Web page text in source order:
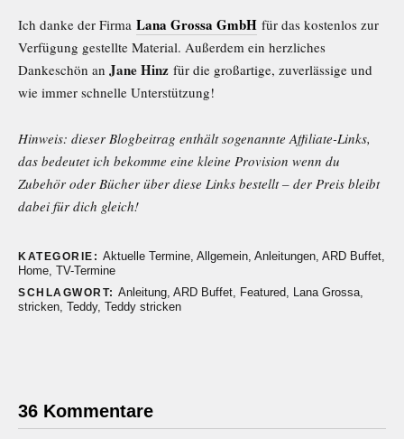
Ich danke der Firma Lana Grossa GmbH für das kostenlos zur
Verfügung gestellte Material. Außerdem ein herzliches
Dankeschön an Jane Hinz für die großartige, zuverlässige und
wie immer schnelle Unterstützung!
Hinweis: dieser Blogbeitrag enthält sogenannte Affiliate-Links,
das bedeutet ich bekomme eine kleine Provision wenn du
Zubehör oder Bücher über diese Links bestellt – der Preis bleibt
dabei für dich gleich!
KATEGORIE: Aktuelle Termine, Allgemein, Anleitungen, ARD Buffet,
Home TV-Termine
SCHLAGWORT: Anleitung ARD Buffet Featured Lana Grossa
stricken Teddy, Teddy stricken
36 Kommentare